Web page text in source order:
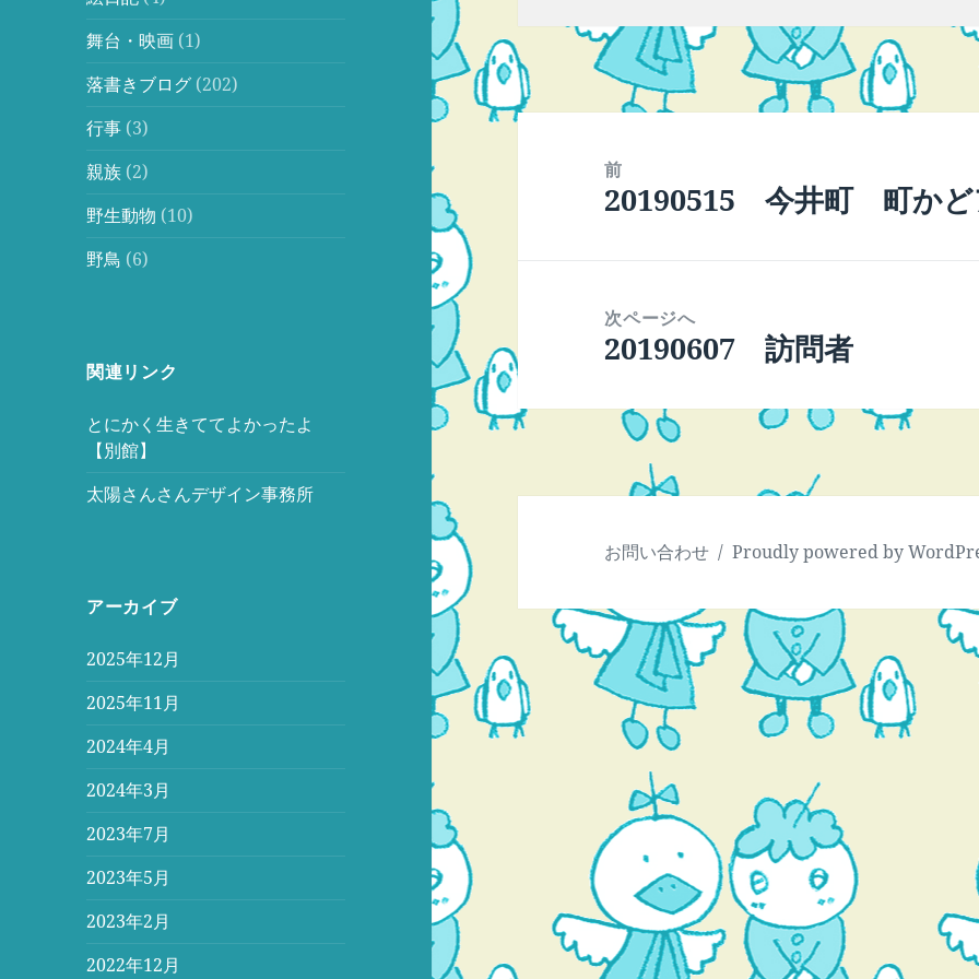
舞台・映画 (1)
落書きブログ (202)
行事 (3)
親族 (2)
野生動物 (10)
野鳥 (6)
関連リンク
とにかく生きててよかったよ
【別館】
太陽さんさんデザイン事務所
アーカイブ
2025年12月
2025年11月
2024年4月
2024年3月
2023年7月
2023年5月
2023年2月
2022年12月
日:
者
ゴ
リ
ー
投
ョ
前
前
20190515 今井町 町かど
次ページへ
次
投
稿:
20190607 訪問者
お問い合わせ Proudly powered by